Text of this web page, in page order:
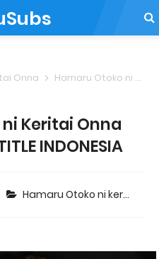
Onna Hamaru Otoko ni Keritai Onna (2023) - 03 SUBTITLE INDONESIA
Keritai Onna
INDONESIA
Hamaru Otoko ni keritai Onna